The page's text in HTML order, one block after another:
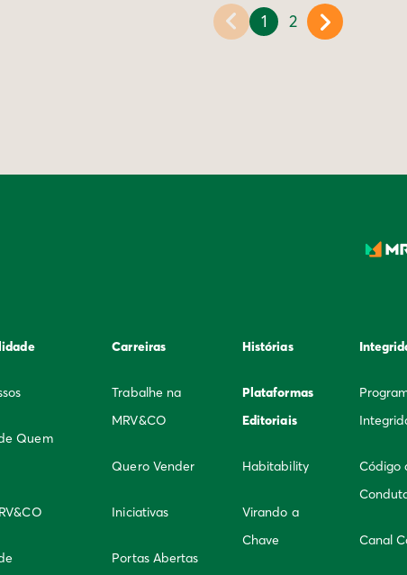
1 2
Quem
Carreiras
Trabalhe na
MRV&CO
Quero Vender
Iniciativas
Portas Abertas
Histórias
Plataformas
Editoriais
Habitability
Virando a
Chave
Código
Canal